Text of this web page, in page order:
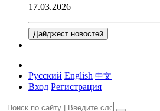
17.03.2026
Дайджест новостей
Русский English 中文
Вход Регистрация